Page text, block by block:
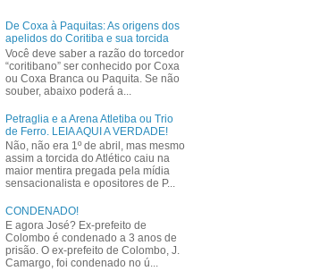
De Coxa à Paquitas: As origens dos
apelidos do Coritiba e sua torcida
Você deve saber a razão do torcedor
“coritibano” ser conhecido por Coxa
ou Coxa Branca ou Paquita. Se não
souber, abaixo poderá a...
Petraglia e a Arena Atletiba ou Trio
de Ferro. LEIA AQUI A VERDADE!
Não, não era 1º de abril, mas mesmo
assim a torcida do Atlético caiu na
maior mentira pregada pela mídia
sensacionalista e opositores de P...
CONDENADO!
E agora José? Ex-prefeito de
Colombo é condenado a 3 anos de
prisão. O ex-prefeito de Colombo, J.
Camargo, foi condenado no ú...